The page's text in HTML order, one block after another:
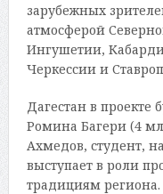
зарубежных
атмосферой
Ингушетии,
Черкессии и
Дагестан в проекте
Ромина Багери (4
Ахмедов, студент,
выступает в роли
традициям